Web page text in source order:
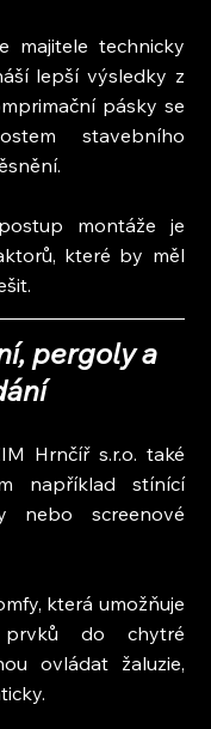
majitele technicky
lepší výsledky z
pásky se
stavebního
montáže je
které by měl
pergoly a
Hrnčíř s.r.o. také
například stínící
nebo screenové
která umožňuje
do chytré
ovládat žaluzie,